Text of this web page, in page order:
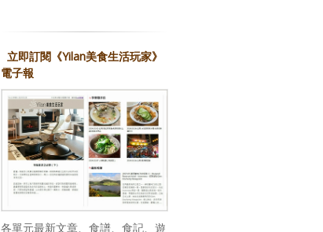
立即訂閱《Yilan美食生活玩家》
電子報
各單元最新文章、食譜、食記、遊